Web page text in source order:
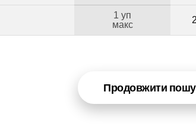
1 уп
макс
Продовжити